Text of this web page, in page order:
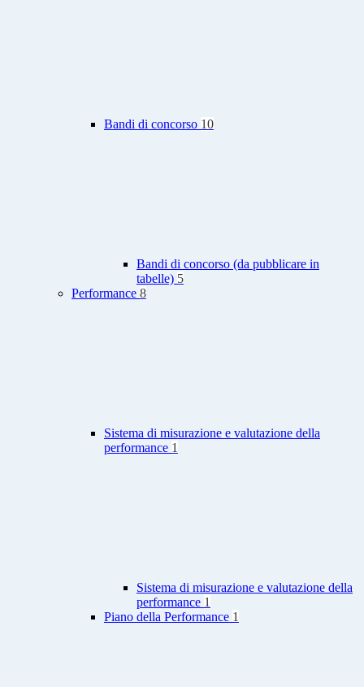
Bandi di concorso 10
Bandi di concorso (da pubblicare in
tabelle) 5
Performance 8
Sistema di misurazione e valutazione della
performance 1
Sistema di misurazione e valutazione della
performance 1
Piano della Performance 1